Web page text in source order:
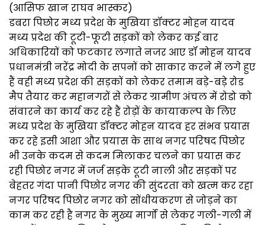
(आसिफ खान राघव भास्कर)
डबरा पिछोर मध्य प्रदेश के मुखिया डॉक्टर मोहन यादव
मध्य प्रदेश की टूटी-फूटी सड़कों को लेकर कई बार
अधिकारियों को फटकार लगाते नजर आए डॉ मोहन यादव
प्रधानमंत्री नरेंद्र मोदी के सपनों को साकार करने में लगे हुए
हैं वही मध्य प्रदेश की सड़कों को लेकर तमाम बड़े-बड़े रोड
मैप तैयार कर महानगरों से लेकर ग्रामीण अंचल में रोडो को
संवारने का कार्य कर रहे हैं रोड़ों के कायाकल्प के लिए
मध्य प्रदेश के मुखिया डॉक्टर मोहन यादव हर संभव प्रयास
कर रहे इसी आशा और प्रयास के साथ नगर परिषद पिछोर
भी उनके कदम से कदम मिलाकर चलने का प्रयास कर
रही पिछोर नगर में जर्ज सड़के टूटी नाली और सड़कों पर
बेहतर गंदा पानी पिछोर नगर की सुंदरता को खत्म कर रहा
नगर परिषद पिछोर नगर को सोंधीयकरण से जोड़ने का
काम कर रही है नगर के मुख्य मार्गो से लेकर गली-गली में